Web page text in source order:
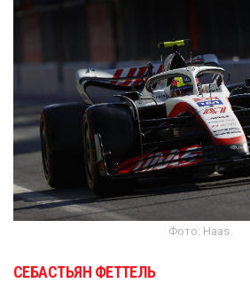
Фото: Haas
СЕБАСТЬЯН ФЕТТЕЛЬ